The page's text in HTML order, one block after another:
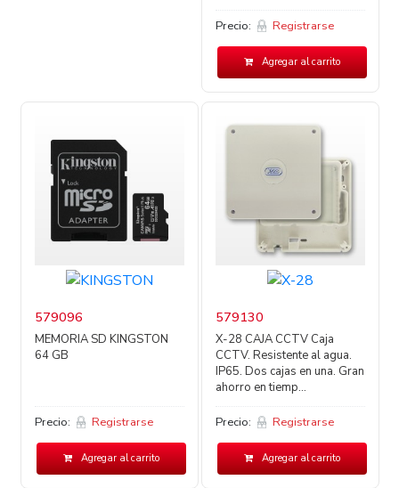
Precio: Registrarse
Agregar al carrito
579096
MEMORIA SD KINGSTON
64 GB
Precio: Registrarse
Agregar al carrito
579130
X-28 CAJA CCTV Caja
CCTV. Resistente al agua.
IP65. Dos cajas en una. Gran
ahorro en tiemp...
Precio: Registrarse
Agregar al carrito